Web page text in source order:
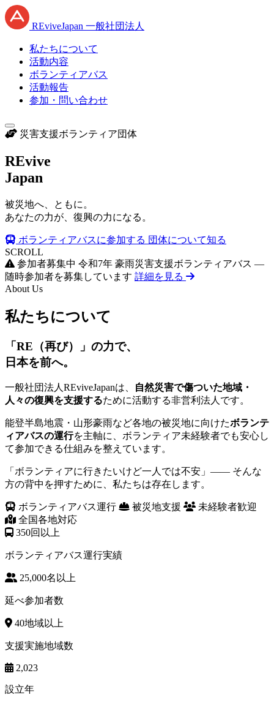
REviveJapan 一般社団法人
私たちについて
活動内容
ボランティアバス
活動報告
参加・問い合わせ
災害支援ボランティア団体
REvive
Japan
被災地へ、ともに。
あなたの力が、復興の力になる。
ボランティアバスに参加する 団体について知る
SCROLL
参加者募集中 令和7年 豪雨災害支援ボランティアバス —
随時参加者を募集しています 詳細を見る
About Us
私たちについて
「RE（再び）」の力で、
日本を前へ。
一般社団法人REviveJapanは、
自然災害で傷ついた地域・
人々の復興を支援するために活動する非営利法人です。
能登半島地震・山形豪雨など各地の被災地に向けたボランテ
ィアバスの運行を主軸に、ボランティア未経験者でも安心し
て参加できる仕組みを整えています。
「ボランティアに行きたいけど一人では不安」—— そんな
方の背中を押すために、私たちは存在します。
ボランティアバス運行 被災地支援
未経験者歓迎
全国各地対応
350回以上
ボランティアバス運行実績
25,000名以上
延べ参加者数
40地域以上
支援実施地域数
2,023
設立年